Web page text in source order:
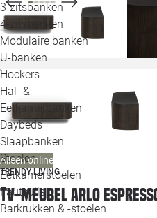
3-zitsbanken
4-zitsbanken
Modulaire banken
U-banken
Hockers
Hal- &
Eetkamerbanken
Daybeds
Slaapbanken
Stoelen
Eetkamerstoelen
Fauteuils
Barkrukken & -stoelen
Alleen online
TRENDY LIVING
Tv-meubel Arlo